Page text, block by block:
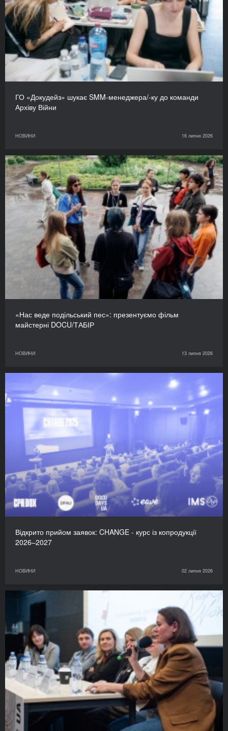
ГО «Докудейз» шукає SMM-менеджера/-ку до команди
Архіву Війни
НОВИНИ 16 липня 2026
«Нас веде подільський пес»: презентуємо фільм
майстерні DOCU/ТАБІР
НОВИНИ 13 липня 2026
Відкрито прийом заявок: CHANGE - курс із копродукції
2026–2027
НОВИНИ 02 липня 2026